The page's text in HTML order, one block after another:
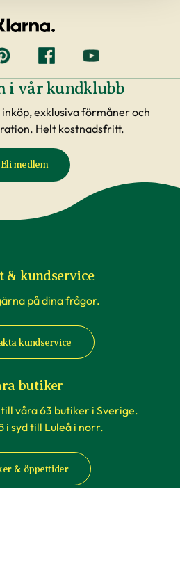
i vår kundklubb
exklusiva förmåner och
Helt kostnadsfritt.
Bli medlem
& kundservice
på dina frågor.
kundservice
butiker
våra 63 butiker i Sverige.
i syd till Luleå i norr.
& öppettider